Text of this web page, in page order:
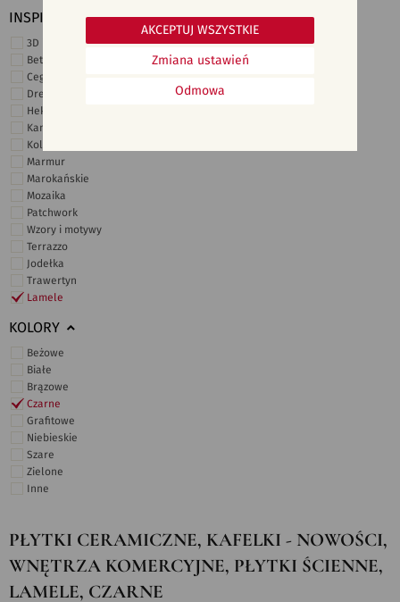
INSPIRACJE
3D i struktury
Beton
Cegiełki
Drewno
Heksagonalne
Kamień
Kolor
Marmur
Marokańskie
Mozaika
Patchwork
Wzory i motywy
Terrazzo
Jodełka
Trawertyn
Lamele
KOLORY
Beżowe
Białe
Brązowe
Czarne
Grafitowe
Niebieskie
Szare
Zielone
Inne
PŁYTKI CERAMICZNE, KAFELKI - NOWOŚCI,
WNĘTRZA KOMERCYJNE, PŁYTKI ŚCIENNE,
LAMELE, CZARNE
Odmowa
Zmiana ustawień
AKCEPTUJ WSZYSTKIE